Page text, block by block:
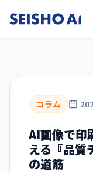
コラム
AI画像で印
える『品質
の道筋